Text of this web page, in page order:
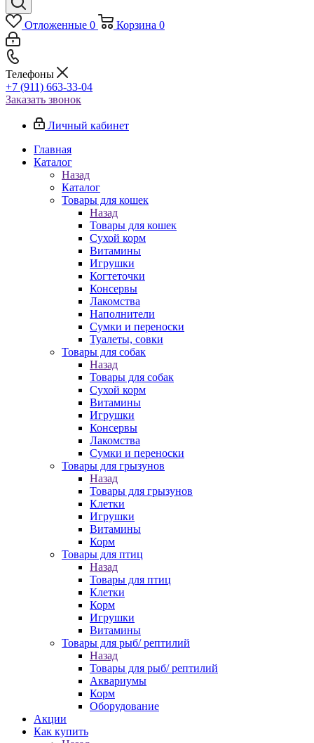
Отложенные 0 Корзина 0
Телефоны
+7 (911) 663-33-04
Заказать звонок
Личный кабинет
Главная
Каталог
Назад
Каталог
Товары для кошек
Назад
Товары для кошек
Cухой корм
Витамины
Игрушки
Когтеточки
Консервы
Лакомства
Наполнители
Сумки и переноски
Туалеты, совки
Товары для собак
Назад
Товары для собак
Cухой корм
Витамины
Игрушки
Консервы
Лакомства
Сумки и переноски
Товары для грызунов
Назад
Товары для грызунов
Клетки
Игрушки
Витамины
Корм
Товары для птиц
Назад
Товары для птиц
Клетки
Корм
Игрушки
Витамины
Товары для рыб/ рептилий
Назад
Товары для рыб/ рептилий
Аквариумы
Корм
Оборудование
Акции
Как купить